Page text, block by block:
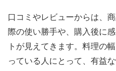
口コミやレビューからは、
際の使い勝手や、購入後に
トが見えてきます。料理の
っている人にとって、有益